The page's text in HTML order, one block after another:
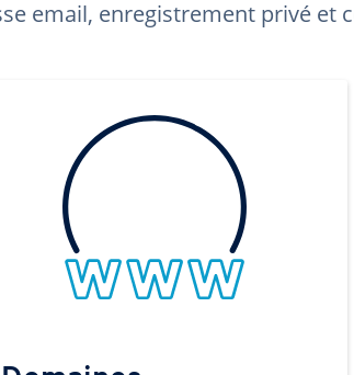
email, enregistrement privé et